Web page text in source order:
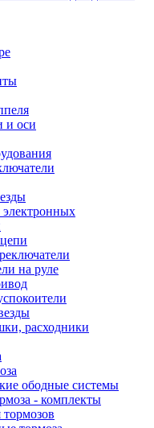
и оси
на руле
расходники
ободные системы
- комплекты
тормозов